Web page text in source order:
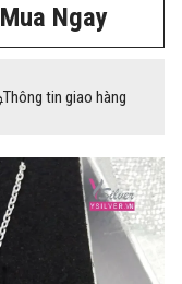
Mua Ngay
Thông tin giao hàng